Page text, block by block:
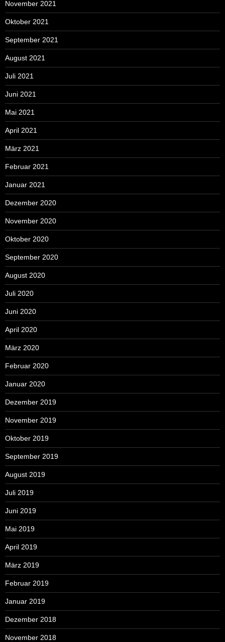
November 2021
Oktober 2021
September 2021
August 2021
Juli 2021
Juni 2021
Mai 2021
April 2021
März 2021
Februar 2021
Januar 2021
Dezember 2020
November 2020
Oktober 2020
September 2020
August 2020
Juli 2020
Juni 2020
April 2020
März 2020
Februar 2020
Januar 2020
Dezember 2019
November 2019
Oktober 2019
September 2019
August 2019
Juli 2019
Juni 2019
Mai 2019
April 2019
März 2019
Februar 2019
Januar 2019
Dezember 2018
November 2018